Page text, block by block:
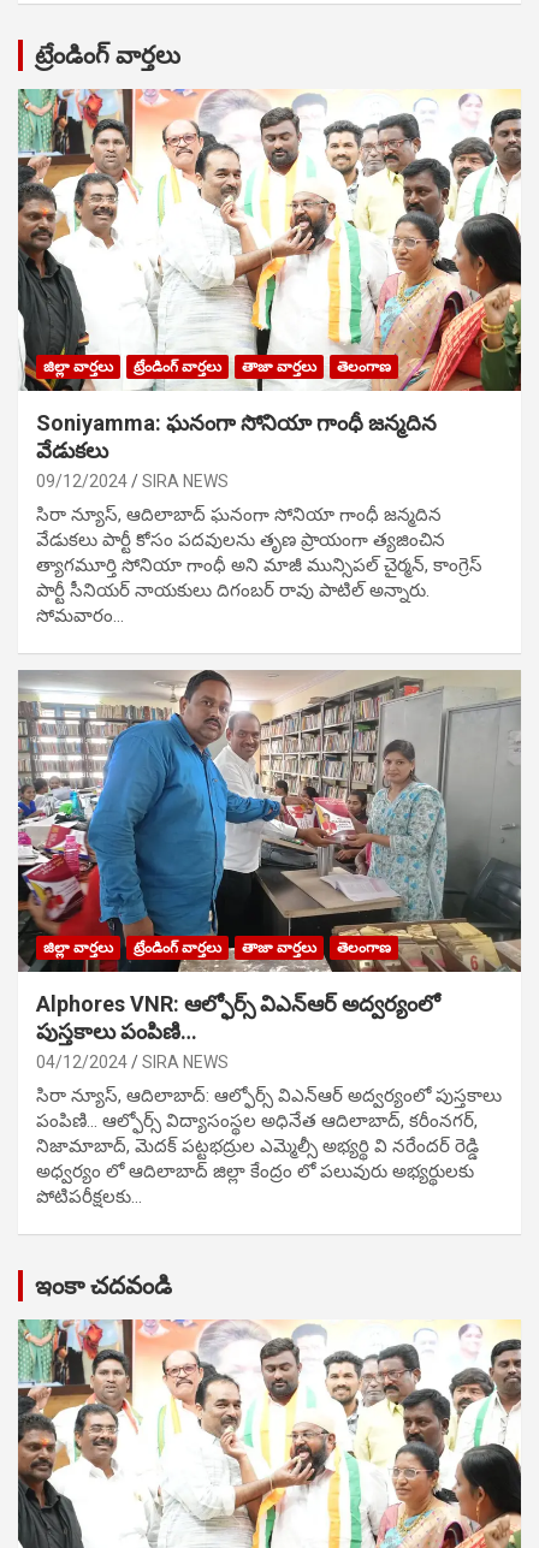
ట్రేండింగ్ వార్తలు
జిల్లా వార్తలు ట్రేండింగ్ వార్తలు తాజా వార్తలు తెలంగాణ
Soniyamma: ఘ‌నంగా సోనియా గాంధీ జ‌న్మ‌దిన
వేడుక‌లు
09/12/2024 SIRA NEWS
సిరా న్యూస్, ఆదిలాబాద్ ఘ‌నంగా సోనియా గాంధీ జ‌న్మ‌దిన
వేడుక‌లు పార్టీ కోసం ప‌ద‌వుల‌ను తృణ ప్రాయంగా త్య‌జించిన
త్యాగమూర్తి సోనియా గాంధీ అని మాజీ మున్సిప‌ల్ చైర్మ‌న్, కాంగ్రెస్
పార్టీ సీనియ‌ర్ నాయ‌కులు దిగంబ‌ర్ రావు పాటిల్ అన్నారు.
సోమవారం…
జిల్లా వార్తలు ట్రేండింగ్ వార్తలు తాజా వార్తలు తెలంగాణ
Alphores VNR: ఆల్ఫోర్స్ విఎన్ఆర్ అద్వర్యంలో
పుస్తకాలు పంపిణి…
04/12/2024 SIRA NEWS
సిరా న్యూస్, ఆదిలాబాద్: ఆల్ఫోర్స్ విఎన్ఆర్ అద్వర్యంలో పుస్తకాలు
పంపిణి… ఆల్ఫోర్స్ విద్యాసంస్థల అధినేత ఆదిలాబాద్, కరీంనగర్,
నిజామాబాద్, మెదక్ పట్టభద్రుల ఎమ్మెల్సీ అభ్యర్థి వి నరేందర్ రెడ్డి
అధ్వర్యం లో ఆదిలాబాద్ జిల్లా కేంద్రం లో పలువురు అభ్యర్థులకు
పోటిప‌రీక్ష‌ల‌కు…
ఇంకా చదవండి